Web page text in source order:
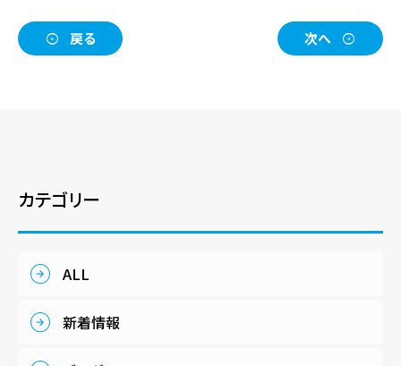
戻る 次へ
カテゴリー
ALL
新着情報